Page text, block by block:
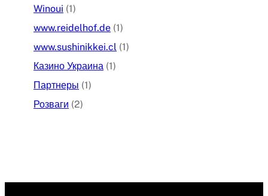
Winoui (1)
www.reidelhof.de (1)
www.sushinikkei.cl (1)
Казино Украина (1)
Партнеры (1)
Розваги (2)